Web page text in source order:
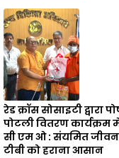
रेड क्रॉस सोसाइटी द्वारा
पोटली वितरण कार्यक्रम
सी एम ओ : संयमित
टीबी को हराना आसान